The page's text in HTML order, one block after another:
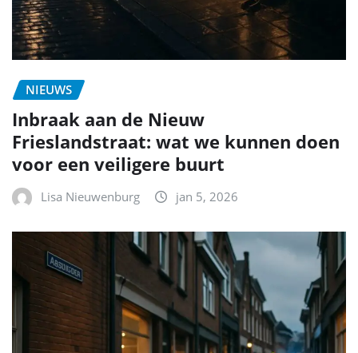
NIEUWS
Inbraak aan de Nieuw
Frieslandstraat: wat we kunnen doen
voor een veiligere buurt
Lisa Nieuwenburg jan 5, 2026